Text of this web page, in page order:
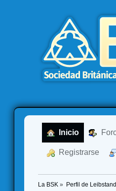
Inicio
Registrarse
La BSK » Perfil de